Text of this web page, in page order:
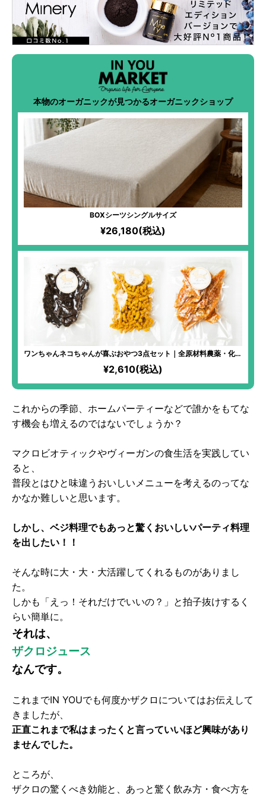
本物のオーガニックが見つかるオーガニックショップ
BOXシーツシングルサイズ
¥26,180(税込)
ワンちゃんネコちゃんが喜ぶおやつ3点セット｜全原材料農薬・化学
肥料不使用！ワンちゃんネコちゃんの食いつきがかなり良い、人気
の３点セット！
¥2,610(税込)
これからの季節、ホームパーティーなどで誰かをもてな
す機会も増えるのではないでしょうか？
マクロビオティックやヴィーガンの食生活を実践してい
ると、
普段とはひと味違うおいしいメニューを考えるのってな
かなか難しいと思います。
しかし、ベジ料理でもあっと驚くおいしいパーティ料理
を出したい！！
そんな時に大・大・大活躍してくれるものがありまし
た。
しかも「えっ！それだけでいいの？」と拍子抜けするく
らい簡単に。
それは、
ザクロジュース
なんです。
これまでIN YOUでも何度かザクロについてはお伝えして
きましたが、
正直これまで私はまったくと言っていいほど興味があり
ませんでした。
ところが、
ザクロの驚くべき効能と、あっと驚く飲み方・食べ方を